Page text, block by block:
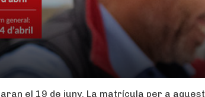
el 19 de juny. La matrícula per a aquest